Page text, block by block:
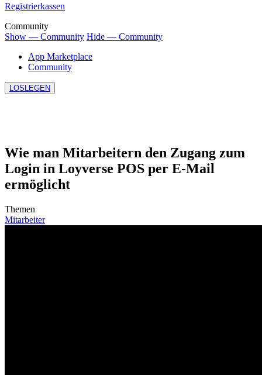
Registrierkassen
Community
Show — Community Hide — Community
App Marketplace
Community
LOSLEGEN
Wie man Mitarbeitern den Zugang zum
Login in Loyverse POS per E-Mail
ermöglicht
Themen
Mitarbeiter